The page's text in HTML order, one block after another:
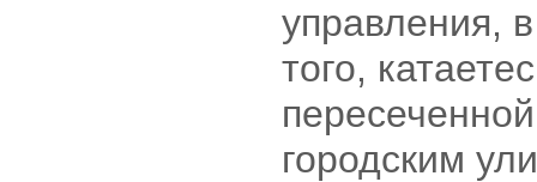
управления,
того,
городским